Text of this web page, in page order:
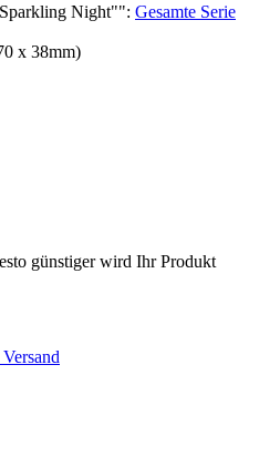
Night"": Gesamte Serie
x 38mm)
günstiger wird Ihr Produkt